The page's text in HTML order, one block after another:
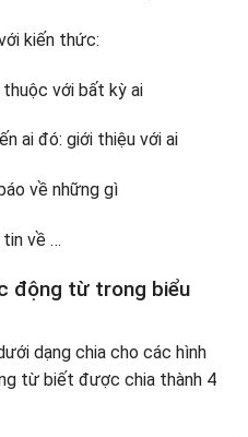
kiến ​​thức:
với bất kỳ ai
ai đó: giới thiệu với ai
về những gì
về …
động từ trong biểu
dạng chia cho các hình
từ biết được chia thành 4